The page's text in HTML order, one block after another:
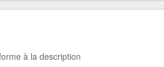
à la description